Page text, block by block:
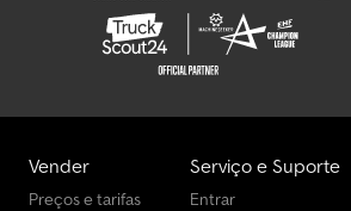
Meusburger Tipper
Tecnokar Tipper
Vender
Preços e tarifas
Serviço e Suporte
Entrar